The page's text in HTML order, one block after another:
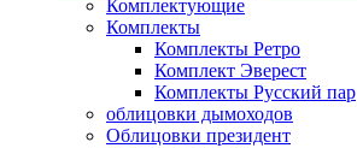
Комплектующие
Комплекты
Комплекты Ретро
Комплект Эверест
Комплекты Русский пар
облицовки дымоходов
Облицовки президент